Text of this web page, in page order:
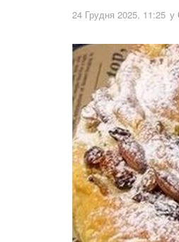
24 Грудня 2025, 11:25 у